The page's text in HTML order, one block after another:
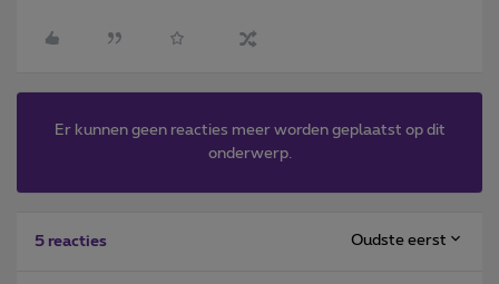
Er kunnen geen reacties meer worden geplaatst op dit
onderwerp.
5 reacties Oudste eerst